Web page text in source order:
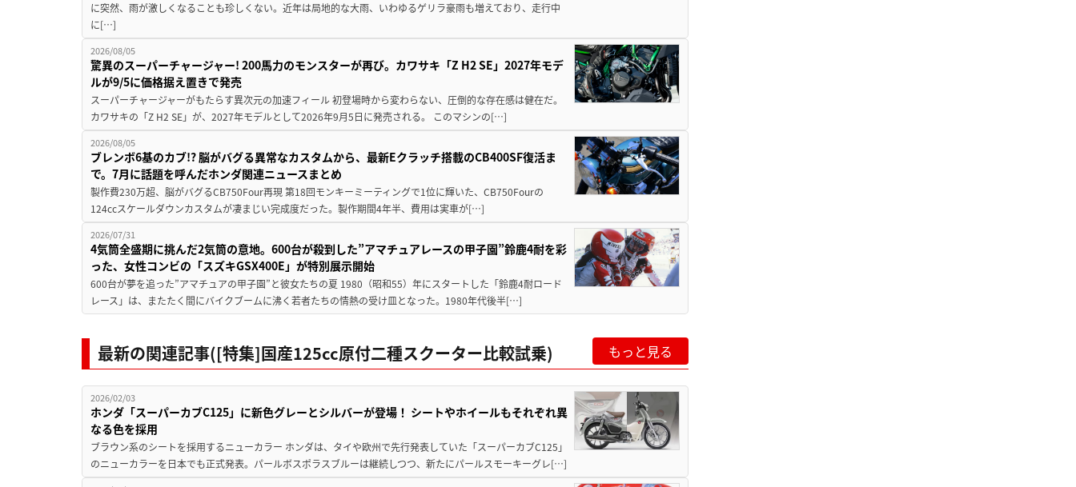
に突然、雨が激しくなることも珍しくない。近年は局地的な大雨、いわゆるゲリラ豪雨も増えており、走行中
に[…]
2026/08/05
驚異のスーパーチャージャー! 200馬力のモンスターが再び。カワサキ「Z H2 SE」2027年モデ
ルが9/5に価格据え置きで発売
スーパーチャージャーがもたらす異次元の加速フィール 初登場時から変わらない、圧倒的な存在感は健在だ。
カワサキの「Z H2 SE」が、2027年モデルとして2026年9月5日に発売される。 このマシンの[…]
2026/08/05
ブレンボ6基のカブ!? 脳がバグる異常なカスタムから、最新Eクラッチ搭載のCB400SF復活ま
で。7月に話題を呼んだホンダ関連ニュースまとめ
製作費230万超、脳がバグるCB750Four再現 第18回モンキーミーティングで1位に輝いた、CB750Fourの
124ccスケールダウンカスタムが凄まじい完成度だった。製作期間4年半、費用は実車が[…]
2026/07/31
4気筒全盛期に挑んだ2気筒の意地。600台が殺到した”アマチュアレースの甲子園”鈴鹿4耐を彩
った、女性コンビの「スズキGSX400E」が特別展示開始
600台が夢を追った”アマチュアの甲子園”と彼女たちの夏 1980（昭和55）年にスタートした「鈴鹿4耐ロード
レース」は、またたく間にバイクブームに沸く若者たちの情熱の受け皿となった。1980年代後半[…]
最新の関連記事([特集]国産125cc原付二種スクーター比較試乗) もっと見る
2026/02/03
ホンダ「スーパーカブC125」に新色グレーとシルバーが登場！ シートやホイールもそれぞれ異
なる色を採用
ブラウン系のシートを採用するニューカラー ホンダは、タイや欧州で先行発表していた「スーパーカブC125」
のニューカラーを日本でも正式発表。パールボスポラスブルーは継続しつつ、新たにパールスモーキーグレ[…]